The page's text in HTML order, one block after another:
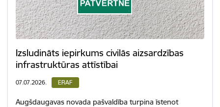
Izsludināts iepirkums civilās aizsardzības
infrastruktūras attīstībai
07.07.2026. ERAF
Augšdaugavas novada pašvaldība turpina īstenot